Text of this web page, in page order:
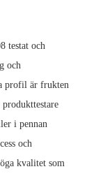
testat och
och
profil är frukten
i pennan
och
kvalitet som